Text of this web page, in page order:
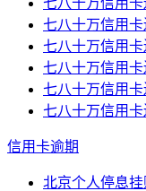
七八十万信用卡
七八十万信用
七八十万信用
七八十万信用
七八十万信用
信用卡逾期
北京个人停息